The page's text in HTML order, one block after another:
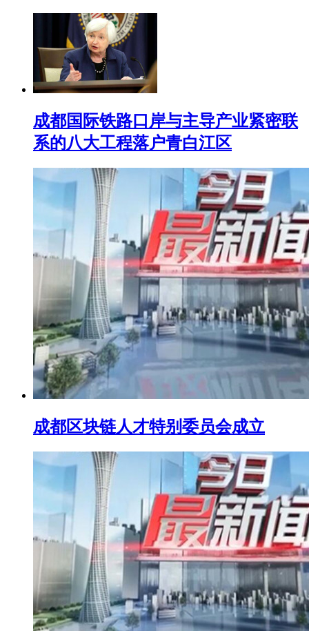
成都国际铁路口岸与主导产业紧密联
系的八大工程落户青白江区
成都区块链人才特别委员会成立